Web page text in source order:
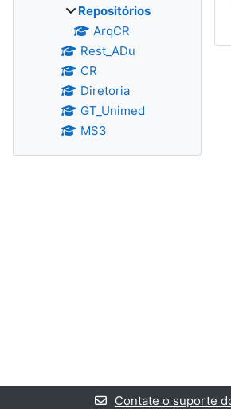
Repositórios
ArqCR
Rest_ADu
CR
Diretoria
GT_Unimed
MS3
Contate o suporte